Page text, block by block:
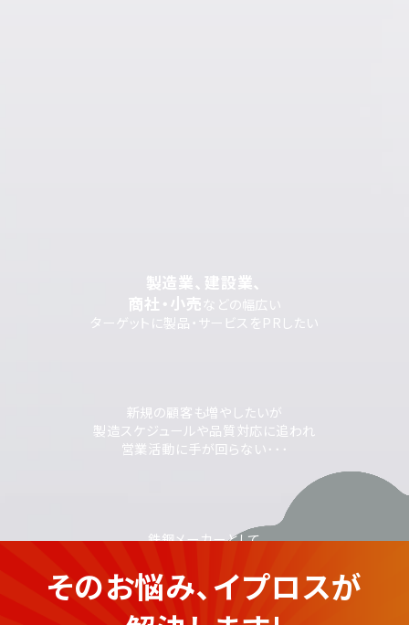
鉄鋼製造業の企業さま
製造業、建設業、
商社・小売などの幅広い
ターゲットに製品・サービスをPRしたい
新規の顧客も増やしたいが
製造スケジュールや品質対応に追われ
営業活動に手が回らない･･･
鉄鋼メーカーとして
Webを使った集客の知識がなく不安...
そのお悩み、イプロスが